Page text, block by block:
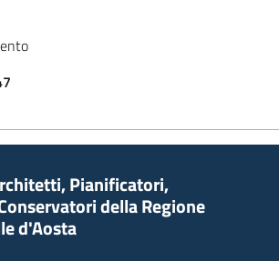
Pianificatori,
della Regione
d'Aosta